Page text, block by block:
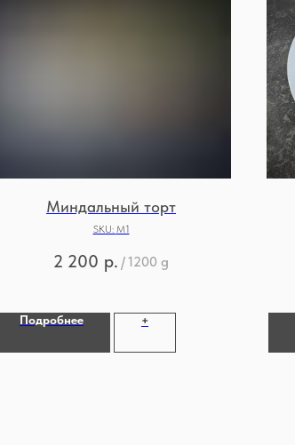
Миндальный торт
SKU: М1
2 200 р. /1200 g
Подробнее +